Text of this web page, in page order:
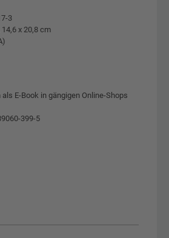
3
x 20,8 cm
E-Book in gängigen Online-Shops
399-5